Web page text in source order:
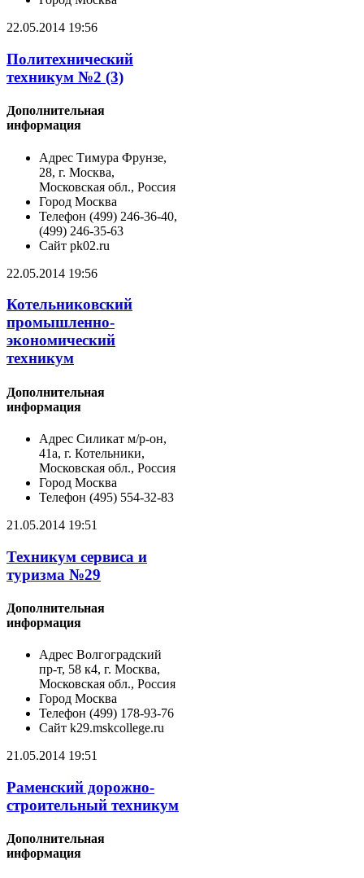
22.05.2014 19:56
Политехнический
техникум №2 (3)
Дополнительная
информация
Адрес Тимура Фрунзе,
28, г. Москва,
Московская обл., Россия
Город Москва
Телефон (499) 246-36-40,
(499) 246-35-63
Сайт pk02.ru
22.05.2014 19:56
Котельниковский
промышленно-
экономический
техникум
Дополнительная
информация
Адрес Силикат м/р-он,
41а, г. Котельники,
Московская обл., Россия
Город Москва
Телефон (495) 554-32-83
21.05.2014 19:51
Техникум сервиса и
туризма №29
Дополнительная
информация
Адрес Волгоградский
пр-т, 58 к4, г. Москва,
Московская обл., Россия
Город Москва
Телефон (499) 178-93-76
Сайт k29.mskcollege.ru
21.05.2014 19:51
Раменский дорожно-
строительный техникум
Дополнительная
информация